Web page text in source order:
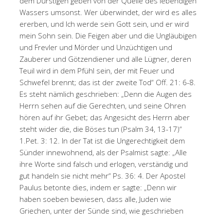
Wassers umsonst. Wer überwindet, der wird es alles
ererben, und Ich werde sein Gott sein, und er wird
mein Sohn sein. Die Feigen aber und die Ungläubigen
und Frevler und Mörder und Unzüchtigen und
Zauberer und Götzendiener und alle Lügner, deren
Teuil wird in dem Pfühl sein, der mit Feuer und
Schwefel brennt; das ist der zweite Tod“ Off. 21: 6-8.
Es steht nämlich geschrieben: „Denn die Augen des
Herrn sehen auf die Gerechten, und seine Ohren
hören auf ihr Gebet; das Angesicht des Herrn aber
steht wider die, die Böses tun (Psalm 34, 13-17)“
1.Pet. 3: 12. In der Tat ist die Ungerechtigkeit dem
Sünder innewohnend, als der Psalmist sagte: „Alle
ihre Worte sind falsch und erlogen, verständig und
gut handeln sie nicht mehr“ Ps. 36: 4. Der Apostel
Paulus betonte dies, indem er sagte: „Denn wir
haben soeben bewiesen, dass alle, Juden wie
Griechen, unter der Sünde sind, wie geschrieben